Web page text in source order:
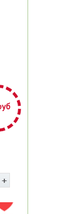
ДОБАВИТЬ В ИЗБРАННОЕ